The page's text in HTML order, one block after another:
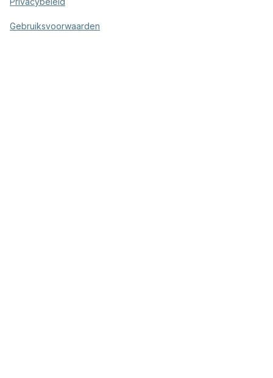
Gebruiksvoorwaarden